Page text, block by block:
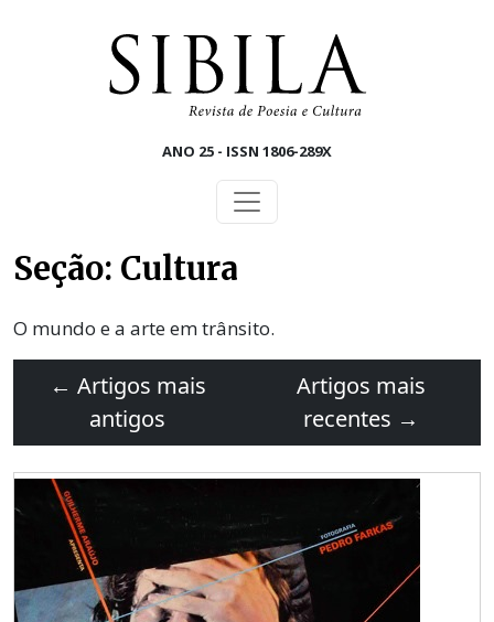
ANO 25 - ISSN 1806-289X
Seção: Cultura
O mundo e a arte em trânsito.
← Artigos mais
antigos
Artigos mais
recentes →